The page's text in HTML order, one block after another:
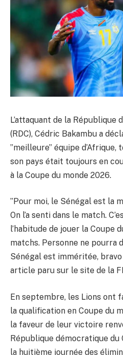
L’attaquant de la République
(RDC), Cédric Bakambu a
”meilleure” équipe
son pays était toujours en
à la Coupe du monde 2026.
”Pour moi, le Sénégal est la
On l’a senti dans le match.
l’habitude de jouer la Coupe
matchs. Personne ne pourra
Sénégal est imméritée,
article paru sur le site de la
En septembre, les Lions ont
la qualification en Coupe du
la faveur de leur victoire
République démocratique du
la huitième journée des